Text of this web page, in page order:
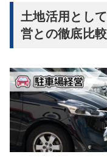
土地活用とし
営との徹底比較